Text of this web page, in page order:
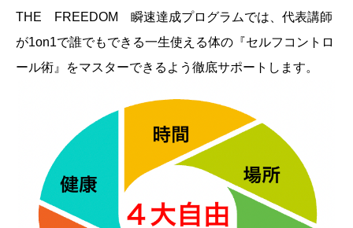
THE FREEDOM 瞬速達成プログラムでは、代表講師
が1on1で誰でもできる一生使える体の『セルフコントロ
ール術』をマスターできるよう徹底サポートします。